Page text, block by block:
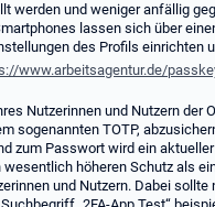
werden und weniger anfällig
lassen sich über
des Profils einrichten
www.arbeitsagentur.de/
Nutzerinnen und Nutzern der
sogenannten TOTP,
zum Passwort wird ein
höheren Schutz als
und Nutzern. Dabei